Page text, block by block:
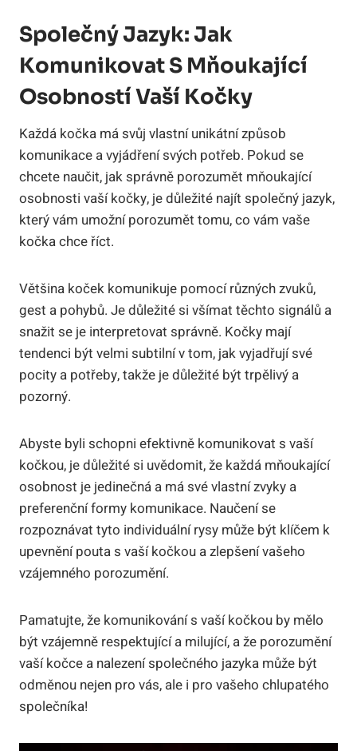
Společný Jazyk: Jak
Komunikovat S Mňoukající
Osobností Vaší Kočky
Každá kočka má svůj vlastní unikátní způsob
komunikace a vyjádření svých potřeb. Pokud se
chcete naučit, jak správně porozumět mňoukající
osobnosti vaší kočky, je důležité najít společný jazyk,
který vám umožní porozumět tomu, co vám vaše
kočka chce říct.
Většina koček komunikuje pomocí různých zvuků,
gest a pohybů. Je důležité si všímat těchto signálů a
snažit se je interpretovat správně. Kočky mají
tendenci být velmi subtilní v tom, jak vyjadřují své
pocity a potřeby, takže je důležité být trpělivý a
pozorný.
Abyste byli schopni efektivně komunikovat s vaší
kočkou, je důležité si uvědomit, že každá mňoukající
osobnost je jedinečná a má své vlastní zvyky a
preferenční formy komunikace. Naučení se
rozpoznávat tyto individuální rysy může být klíčem k
upevnění pouta s vaší kočkou a zlepšení vašeho
vzájemného porozumění.
Pamatujte, že komunikování s vaší kočkou by mělo
být vzájemně respektující a milující, a že porozumění
vaší kočce a nalezení společného jazyka může být
odměnou nejen pro vás, ale i pro vašeho chlupatého
společníka!